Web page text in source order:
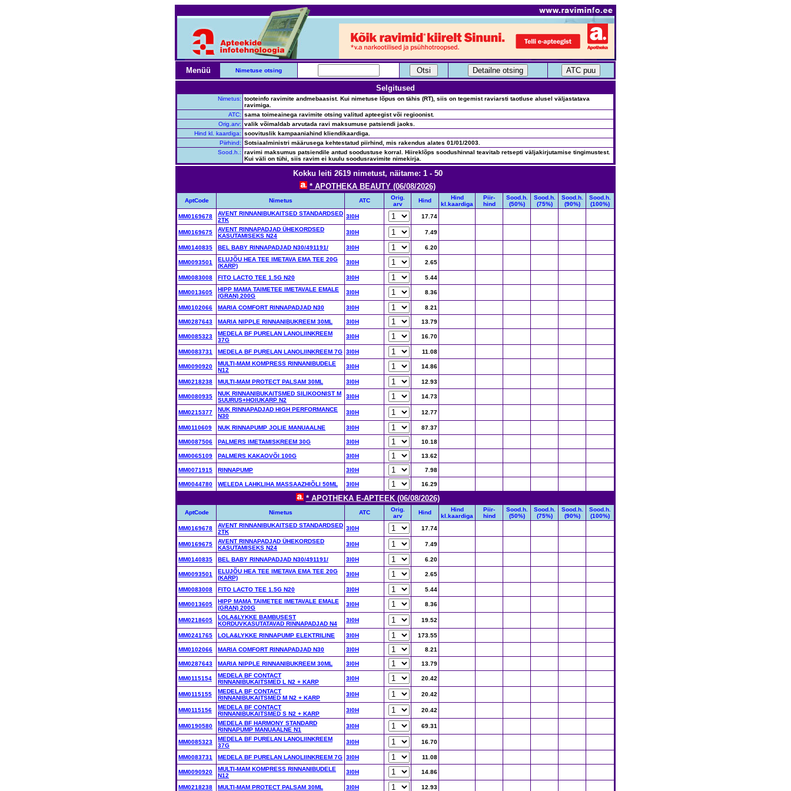
Menüü Nimetuse otsing
Selgitused
Nimetus: tooteinfo ravimite andmebaasist. Kui nimetuse lõpus on tähis (RT), siis on tegemist raviarsti taotluse alusel väljastatava
ravimiga.
ATC: sama toimeainega ravimite otsing valitud apteegist või regioonist.
Orig.arv: valik võimaldab arvutada ravi maksumuse patsiendi jaoks.
Hind kl. kaardiga: soovituslik kampaaniahind kliendikaardiga.
Piirhind: Sotsiaalministri määrusega kehtestatud piirhind, mis rakendus alates 01/01/2003.
Sood.h.: ravimi maksumus patsiendile antud soodustuse korral. Hiireklõps soodushinnal teavitab retsepti väljakirjutamise tingimustest.
Kui väli on tühi, siis ravim ei kuulu soodusravimite nimekirja.
Kokku leiti 2619 nimetust, näitame: 1 - 50
* APOTHEKA BEAUTY (06/08/2026)
AptCode Nimetus ATC
Orig.
arv
Hind
Hind
kl.kaardiga
Piir-
hind
Sood.h.
(50%)
Sood.h.
(75%)
Sood.h.
(90%)
Sood.h.
(100%)
MM0169678
AVENT RINNANIBUKAITSED STANDARDSED
2TK
3I0H 17.74
MM0169675
AVENT RINNAPADJAD ÜHEKORDSED
KASUTAMISEKS N24
3I0H 7.49
MM0140835 BEL BABY RINNAPADJAD N30/491191/ 3I0H 6.20
MM0093501
ELUJÕU HEA TEE IMETAVA EMA TEE 20G
(KARP)
3I0H 2.65
MM0083008 FITO LACTO TEE 1.5G N20 3I0H 5.44
MM0013605
HIPP MAMA TAIMETEE IMETAVALE EMALE
(GRAN) 200G
3I0H 8.36
MM0102066 MARIA COMFORT RINNAPADJAD N30 3I0H 8.21
MM0287643 MARIA NIPPLE RINNANIBUKREEM 30ML 3I0H 13.79
MM0085323
MEDELA BF PURELAN LANOLIINKREEM
37G
3I0H 16.70
MM0083731 MEDELA BF PURELAN LANOLIINKREEM 7G 3I0H 11.08
MM0090920
MULTI-MAM KOMPRESS RINNANIBUDELE
N12
3I0H 14.86
MM0218238 MULTI-MAM PROTECT PALSAM 30ML 3I0H 12.93
MM0080935
NUK RINNANIBUKAITSMED SILIKOONIST M
SUURUS+HOIUKARP N2
3I0H 14.73
MM0215377
NUK RINNAPADJAD HIGH PERFORMANCE
N30
3I0H 12.77
MM0110609 NUK RINNAPUMP JOLIE MANUAALNE 3I0H 87.37
MM0087506 PALMERS IMETAMISKREEM 30G 3I0H 10.18
MM0065109 PALMERS KAKAOVÕI 100G 3I0H 13.62
MM0071915 RINNAPUMP 3I0H 7.98
MM0044780 WELEDA LAHKLIHA MASSAAZHIÕLI 50ML 3I0H 16.29
* APOTHEKA E-APTEEK (06/08/2026)
AptCode Nimetus ATC
Orig.
arv
Hind
Hind
kl.kaardiga
Piir-
hind
Sood.h.
(50%)
Sood.h.
(75%)
Sood.h.
(90%)
Sood.h.
(100%)
MM0169678
AVENT RINNANIBUKAITSED STANDARDSED
2TK
3I0H 17.74
MM0169675
AVENT RINNAPADJAD ÜHEKORDSED
KASUTAMISEKS N24
3I0H 7.49
MM0140835 BEL BABY RINNAPADJAD N30/491191/ 3I0H 6.20
MM0093501
ELUJÕU HEA TEE IMETAVA EMA TEE 20G
(KARP)
3I0H 2.65
MM0083008 FITO LACTO TEE 1.5G N20 3I0H 5.44
MM0013605
HIPP MAMA TAIMETEE IMETAVALE EMALE
(GRAN) 200G
3I0H 8.36
MM0218605
LOLA&LYKKE BAMBUSEST
KORDUVKASUTATAVAD RINNAPADJAD N4
3I0H 19.52
MM0241765 LOLA&LYKKE RINNAPUMP ELEKTRILINE 3I0H 173.55
MM0102066 MARIA COMFORT RINNAPADJAD N30 3I0H 8.21
MM0287643 MARIA NIPPLE RINNANIBUKREEM 30ML 3I0H 13.79
MM0115154
MEDELA BF CONTACT
RINNANIBUKAITSMED L N2 + KARP
3I0H 20.42
MM0115155
MEDELA BF CONTACT
RINNANIBUKAITSMED M N2 + KARP
3I0H 20.42
MM0115156
MEDELA BF CONTACT
RINNANIBUKAITSMED S N2 + KARP
3I0H 20.42
MM0190580
MEDELA BF HARMONY STANDARD
RINNAPUMP MANUAALNE N1
3I0H 69.31
MM0085323
MEDELA BF PURELAN LANOLIINKREEM
37G
3I0H 16.70
MM0083731 MEDELA BF PURELAN LANOLIINKREEM 7G 3I0H 11.08
MM0090920
MULTI-MAM KOMPRESS RINNANIBUDELE
N12
3I0H 14.86
MM0218238 MULTI-MAM PROTECT PALSAM 30ML 3I0H 12.93